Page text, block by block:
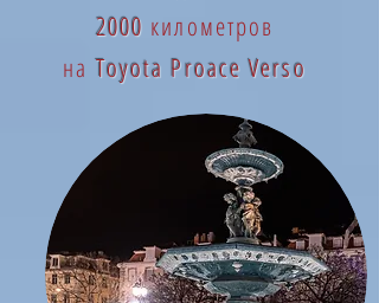
2000 километров
наToyota Proace Verso